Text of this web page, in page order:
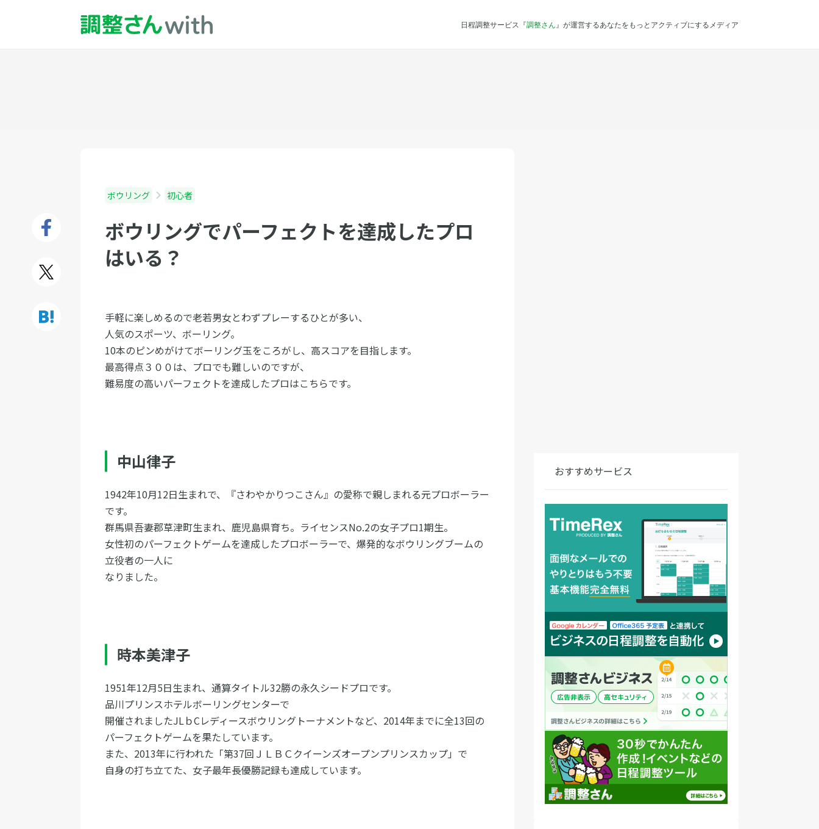
日程調整サービス『調整さん 』が運営するあなたをもっとアクティブにするメディア
ボウリング 初心者
ボウリングでパーフェクトを達成したプロ
はいる？
手軽に楽しめるので老若男女とわずプレーするひとが多い、
人気のスポーツ、ボーリング。
10本のピンめがけてボーリング玉をころがし、高スコアを目指します。
最高得点３００は、プロでも難しいのですが、
難易度の高いパーフェクトを達成したプロはこちらです。
中山律子
1942年10月12日生まれで、『さわやかりつこさん』の愛称で親しまれる元プロボーラー
です。
群馬県吾妻郡草津町生まれ、鹿児島県育ち。ライセンスNo.2の女子プロ1期生。
女性初のパーフェクトゲームを達成したプロボーラーで、爆発的なボウリングブームの
立役者の一人に
なりました。
時本美津子
1951年12月5日生まれ、通算タイトル32勝の永久シードプロです。
品川プリンスホテルボーリングセンターで
開催されましたJLｂCレディースボウリングトーナメントなど、2014年までに全13回の
パーフェクトゲームを果たしています。
また、2013年に行われた「第37回ＪＬＢＣクイーンズオープンプリンスカップ」で
自身の打ち立てた、女子最年長優勝記録も達成しています。
おすすめサービス